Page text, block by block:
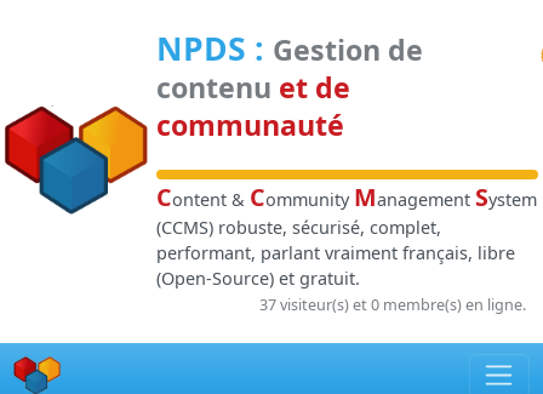
NPDS : Gestion de
contenu et de
communauté
Content & Community Management System
(CCMS) robuste, sécurisé, complet,
performant, parlant vraiment français, libre
(Open-Source) et gratuit.
37 visiteur(s) et 0 membre(s) en ligne.